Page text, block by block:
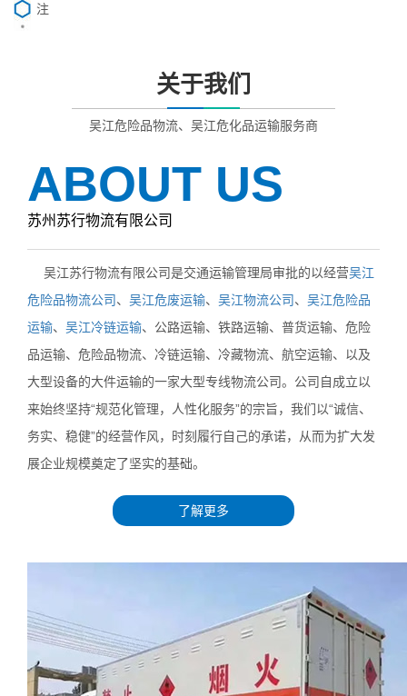
注
关于我们
吴江危险品物流、吴江危化品运输服务商
ABOUT US
苏州苏行物流有限公司
吴江苏行物流有限公司是交通运输管理局审批的以经营吴江
危险品物流公司、 吴江危废运输、 吴江物流公司、 吴江危险品
运输、 吴江冷链运输、公路运输、铁路运输、普货运输、危险
品运输、危险品物流、冷链运输、冷藏物流、航空运输、以及
大型设备的大件运输的一家大型专线物流公司。公司自成立以
来始终坚持“规范化管理，人性化服务”的宗旨，我们以“诚信、
务实、稳健”的经营作风，时刻履行自己的承诺，从而为扩大发
展企业规模奠定了坚实的基础。
了解更多